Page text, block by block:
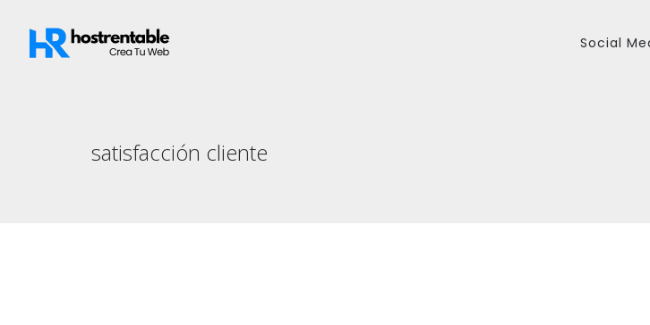
Social
satisfacción cliente